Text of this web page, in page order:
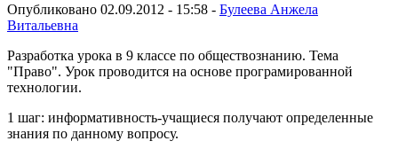
Опубликовано 02.09.2012 - 15:58 - Булеева Анжела
Витальевна
Разработка урока в 9 классе по обществознанию. Тема
"Право". Урок проводится на основе програмированной
технологии.
1 шаг: информативность-учащиеся получают определенные
знания по данному вопросу.